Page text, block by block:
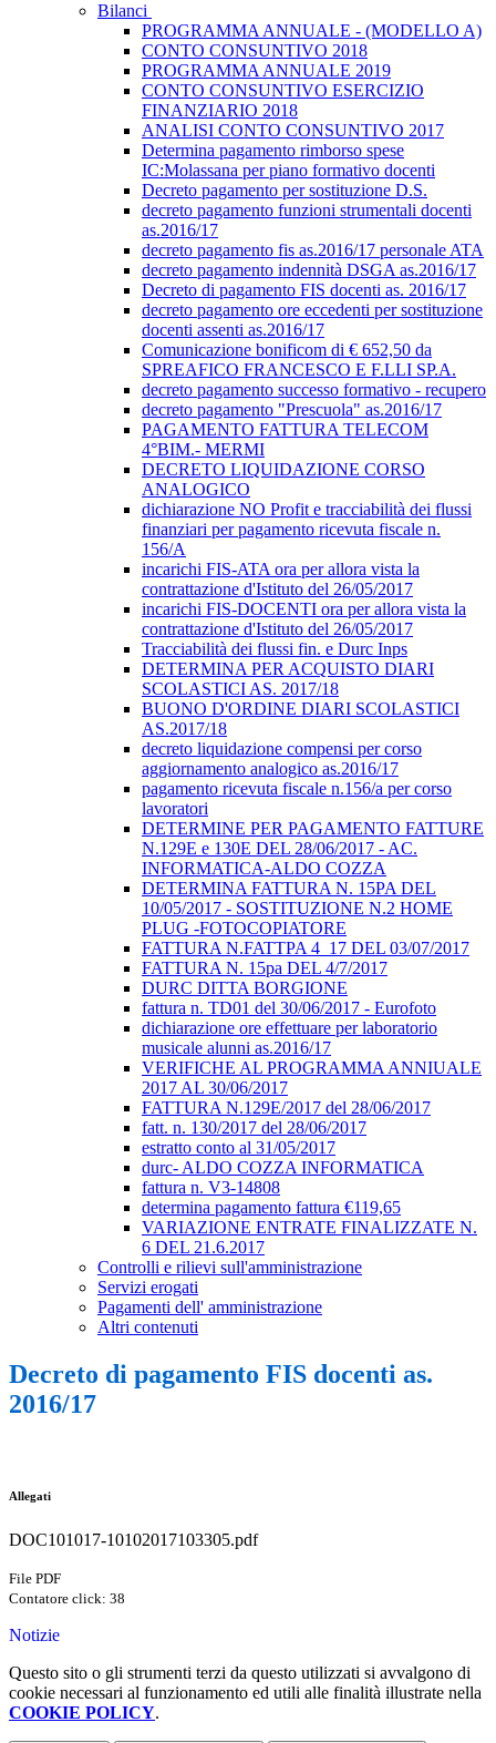
Bilanci
PROGRAMMA ANNUALE - (MODELLO A)
CONTO CONSUNTIVO 2018
PROGRAMMA ANNUALE 2019
CONTO CONSUNTIVO ESERCIZIO
FINANZIARIO 2018
ANALISI CONTO CONSUNTIVO 2017
Determina pagamento rimborso spese
IC:Molassana per piano formativo docenti
Decreto pagamento per sostituzione D.S.
decreto pagamento funzioni strumentali docenti
as.2016/17
decreto pagamento fis as.2016/17 personale ATA
decreto pagamento indennità DSGA as.2016/17
Decreto di pagamento FIS docenti as. 2016/17
decreto pagamento ore eccedenti per sostituzione
docenti assenti as.2016/17
Comunicazione bonificom di € 652,50 da
SPREAFICO FRANCESCO E F.LLI SP.A.
decreto pagamento successo formativo - recupero
decreto pagamento "Prescuola" as.2016/17
PAGAMENTO FATTURA TELECOM
4°BIM.- MERMI
DECRETO LIQUIDAZIONE CORSO
ANALOGICO
dichiarazione NO Profit e tracciabilità dei flussi
finanziari per pagamento ricevuta fiscale n.
156/A
incarichi FIS-ATA ora per allora vista la
contrattazione d'Istituto del 26/05/2017
incarichi FIS-DOCENTI ora per allora vista la
contrattazione d'Istituto del 26/05/2017
Tracciabilità dei flussi fin. e Durc Inps
DETERMINA PER ACQUISTO DIARI
SCOLASTICI AS. 2017/18
BUONO D'ORDINE DIARI SCOLASTICI
AS.2017/18
decreto liquidazione compensi per corso
aggiornamento analogico as.2016/17
pagamento ricevuta fiscale n.156/a per corso
lavoratori
DETERMINE PER PAGAMENTO FATTURE
N.129E e 130E DEL 28/06/2017 - AC.
INFORMATICA-ALDO COZZA
DETERMINA FATTURA N. 15PA DEL
10/05/2017 - SOSTITUZIONE N.2 HOME
PLUG -FOTOCOPIATORE
FATTURA N.FATTPA 4_17 DEL 03/07/2017
FATTURA N. 15pa DEL 4/7/2017
DURC DITTA BORGIONE
fattura n. TD01 del 30/06/2017 - Eurofoto
dichiarazione ore effettuare per laboratorio
musicale alunni as.2016/17
VERIFICHE AL PROGRAMMA ANNIUALE
2017 AL 30/06/2017
FATTURA N.129E/2017 del 28/06/2017
fatt. n. 130/2017 del 28/06/2017
estratto conto al 31/05/2017
durc- ALDO COZZA INFORMATICA
fattura n. V3-14808
determina pagamento fattura €119,65
VARIAZIONE ENTRATE FINALIZZATE N.
6 DEL 21.6.2017
Controlli e rilievi sull'amministrazione
Servizi erogati
Pagamenti dell' amministrazione
Altri contenuti
Decreto di pagamento FIS docenti as.
2016/17
Allegati
DOC101017-10102017103305.pdf
File PDF
Contatore click: 38
Notizie
Questo sito o gli strumenti terzi da questo utilizzati si avvalgono di
cookie necessari al funzionamento ed utili alle finalità illustrate nella
COOKIE POLICY.